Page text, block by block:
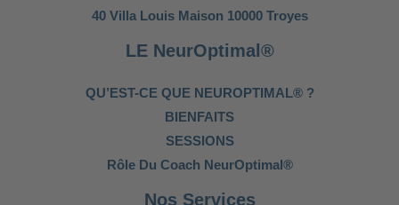
40 Villa Louis Maison 10000 Troyes
LE NeurOptimal®
QU’EST-CE QUE NEUROPTIMAL® ?
BIENFAITS
SESSIONS
Rôle Du Coach NeurOptimal®
Nos Services